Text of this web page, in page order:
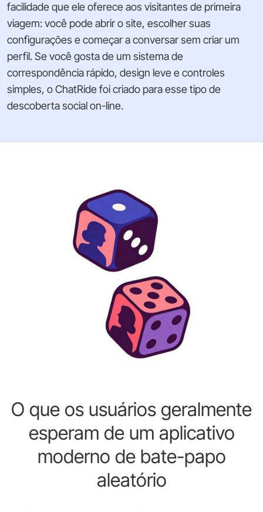
facilidade que ele oferece aos visitantes de primeira
viagem: você pode abrir o site, escolher suas
configurações e começar a conversar sem criar um
perfil. Se você gosta de um sistema de
correspondência rápido, design leve e controles
simples, o ChatRide foi criado para esse tipo de
descoberta social on-line.
O que os usuários geralmente
esperam de um aplicativo
moderno de bate-papo
aleatório